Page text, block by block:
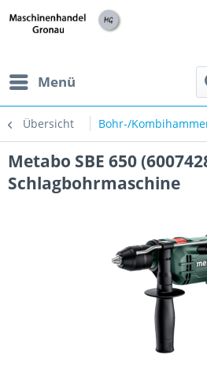
Menü
Übersicht Bohr-/
Metabo SBE 650
Schlagbohrmaschine